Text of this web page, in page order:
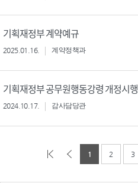
기획재정부 계약예규
2025.01.16. 계약정책과
기획재정부 공무원행동강령 개정시행
2024.10.17. 감사담당관
1 2 3